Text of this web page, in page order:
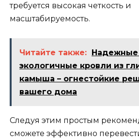
требуется высокая четкость и
масштабируемость.
Читайте также: Надежные
экологичные кровли из
камыша – огнестойкие
вашего дома
Следуя этим простым
сможете эффективно